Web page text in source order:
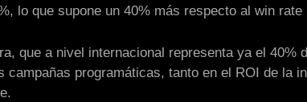
lo que supone un 40% más respecto al win
que a nivel internacional representa ya el
campañas programáticas, tanto en el ROI de la